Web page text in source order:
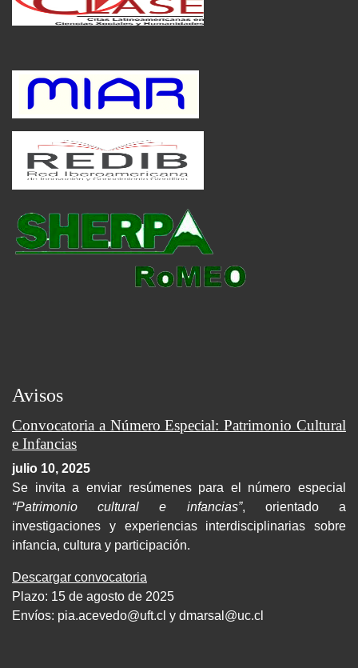
Avisos
Convocatoria a Número Especial: Patrimonio Cultural
e Infancias
julio 10, 2025
Se invita a enviar resúmenes para el número especial
“Patrimonio cultural e infancias”, orientado a
investigaciones y experiencias interdisciplinarias sobre
infancia, cultura y participación.
Descargar convocatoria
Plazo: 15 de agosto de 2025
Envíos: pia.acevedo@uft.cl y dmarsal@uc.cl